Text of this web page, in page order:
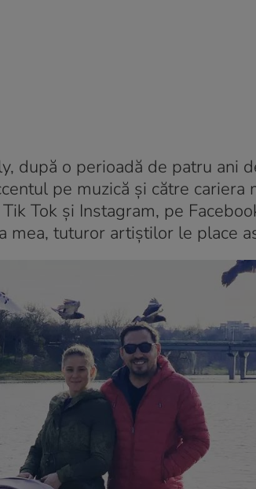
după o perioadă de patru ani
pe muzică și către cariera
Tok și Instagram, pe
mea, tuturor artiștilor le place